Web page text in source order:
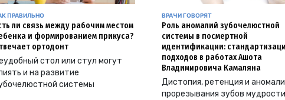
ПРАВИЛЬНО
ли связь между рабочим местом
и формированием прикуса?
ортодонт
стол или стул могут
и на развитие
системы
ВРАЧИ ГОВОРЯТ
Роль аномалий зубочелюстной
системы в посмертной
идентификации:
подходов в работах Ашота
Владимировича Камаляна
Дистопия, ретенция и
прорезывания зубов